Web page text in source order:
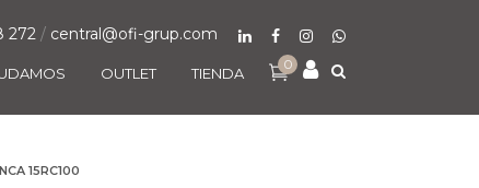
0
OUTLET TIENDA
272 / central@ofi-grup.com
15RC100